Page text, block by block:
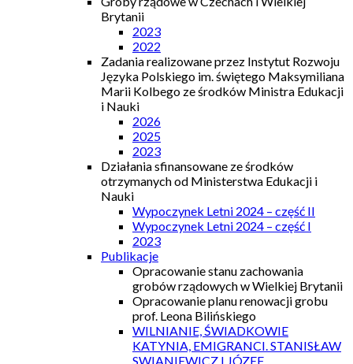
Brytanii
2023
2022
Zadania realizowane przez Instytut Rozwoju
Języka Polskiego im. świętego Maksymiliana
Marii Kolbego ze środków Ministra Edukacji
i Nauki
2026
2025
2023
Działania sfinansowane ze środków
otrzymanych od Ministerstwa Edukacji i
Nauki
Wypoczynek Letni 2024 – część II
Wypoczynek Letni 2024 – część I
2023
Publikacje
Opracowanie stanu zachowania
grobów rządowych w Wielkiej Brytanii
Opracowanie planu renowacji grobu
prof. Leona Bilińskiego
WILNIANIE, ŚWIADKOWIE
KATYNIA, EMIGRANCI. STANISŁAW
SWIANIEWICZ I JÓZEF